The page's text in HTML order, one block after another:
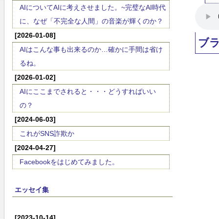
AIについてAIに考えさせました。~完璧なAI時代
に、なぜ「不完全な人間」の音楽が輝くのか？
[2026-01-08]
AIはこんな事も出来るのか…確かに手間は省け
るね。
[2026-01-02]
AIにここまでされると・・・どうすればいい
の？
[2024-06-03]
これがSNS詐欺か
[2024-04-27]
Facebookをはじめてみました。
エッセイ集
ブ